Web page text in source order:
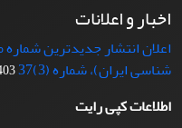
اخبار و اعلانات
اعلان انتشار جدیدترین
شناسی ایران)، شماره (3)37
04
اطلاعات کپی رایت